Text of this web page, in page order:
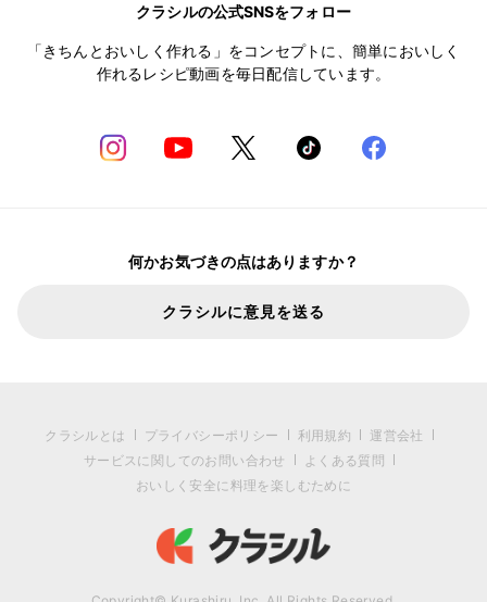
クラシルの公式SNSをフォロー
「きちんとおいしく作れる」をコンセプトに、簡単においしく
作れるレシピ動画を毎日配信しています。
何かお気づきの点はありますか？
クラシルに意見を送る
クラシルとは プライバシーポリシー 利用規約
運営会社
サービスに関してのお問い合わせ
よくある質問
おいしく安全に料理を楽しむために